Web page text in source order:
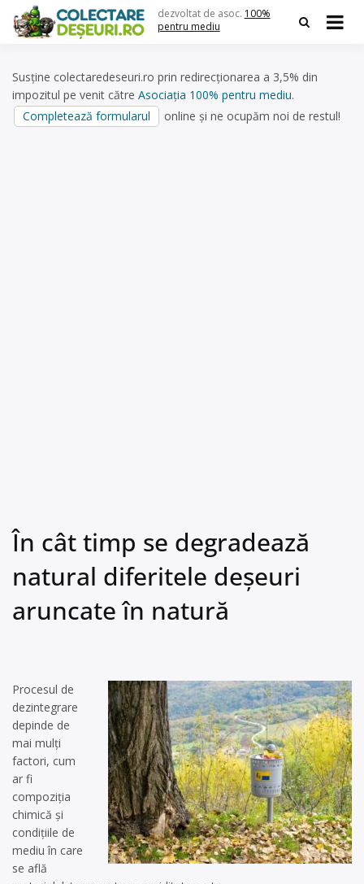
content
dezvoltat de asoc. 100%
pentru mediu
Susține colectaredeseuri.ro prin redirecționarea a 3,5% din
impozitul pe venit către Asociația 100% pentru mediu.
Completează formularul
online și ne ocupăm noi de restul!
În cât timp se degradează
natural diferitele deșeuri
aruncate în natură
Procesul de
dezintegrare
depinde de
mai mulți
factori, cum
ar fi
compoziția
chimică și
condițiile de
mediu în care
se află